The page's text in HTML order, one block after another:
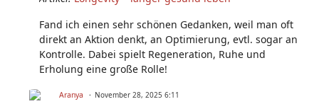
Fand ich einen sehr schönen Gedanken, weil man oft
direkt an Aktion denkt, an Optimierung, evtl. sogar an
Kontrolle. Dabei spielt Regeneration, Ruhe und
Erholung eine große Rolle!
Aranya November 28, 2025 6:11